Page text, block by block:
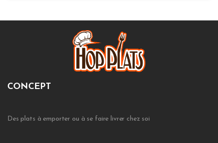
CONCEPT
Des plats à emporter ou à se faire livrer chez soi